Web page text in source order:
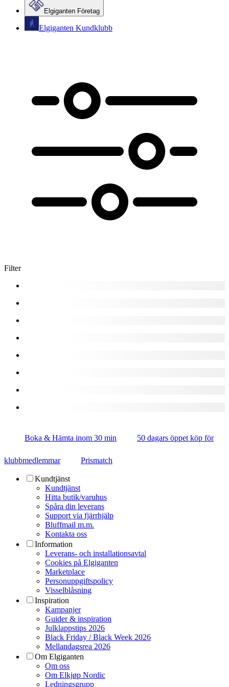
Elgiganten Företag
Elgiganten Kundklubb
Filter
Boka & Hämta inom 30 min 50 dagars öppet köp för
klubbmedlemmar Prismatch
Kundtjänst
Kundtjänst
Hitta butik/varuhus
Spåra din leverans
Support via fjärrhjälp
Bluffmail m.m.
Kontakta oss
Information
Leverans- och installationsavtal
Cookies på Elgiganten
Marketplace
Personuppgiftspolicy
Visselblåsning
Inspiration
Kampanjer
Guider & inspiration
Julklappstips 2026
Black Friday / Black Week 2026
Mellandagsrea 2026
Om Elgiganten
Om oss
Om Elkjøp Nordic
Ledningsgrupp